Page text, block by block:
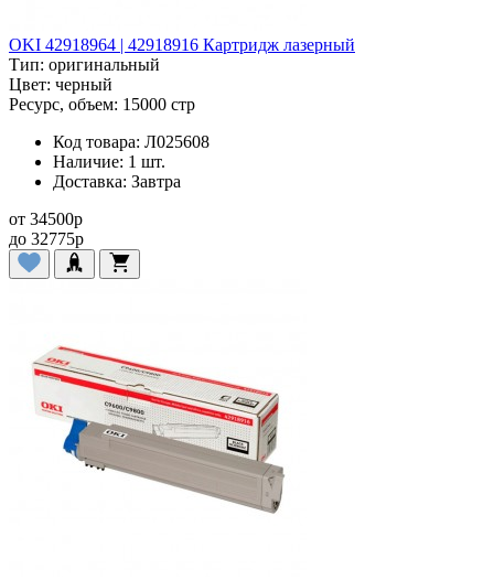
OKI 42918964 | 42918916 Картридж лазерный
Тип: оригинальный
Цвет: черный
Ресурс, объем: 15000 стр
Код товара: Л025608
Наличие: 1 шт.
Доставка: Завтра
от 34500p
до 32775p